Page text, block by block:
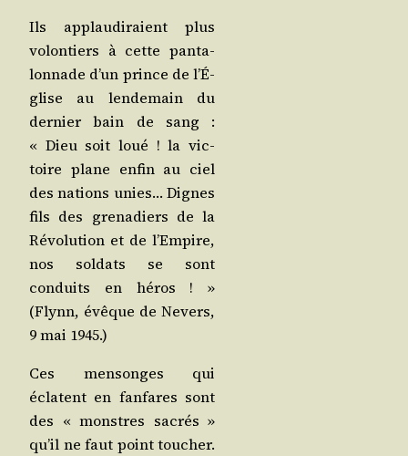
Ils applau­di­raient plus
volon­tiers à cette pan­ta­
lon­nade d’un prince de l’É­
glise au len­de­main du
der­nier bain de sang :
« Dieu soit loué ! la vic­
toire plane enfin au ciel
des nations unies… Dignes
fils des gre­na­diers de la
Révo­lu­tion et de l’Em­pire,
nos sol­dats se sont
conduits en héros ! »
(Flynn, évêque de Nevers,
9 mai 1945.)
Ces men­songes qui
éclatent en fan­fares sont
des « monstres sacrés »
qu’il ne faut point tou­cher.